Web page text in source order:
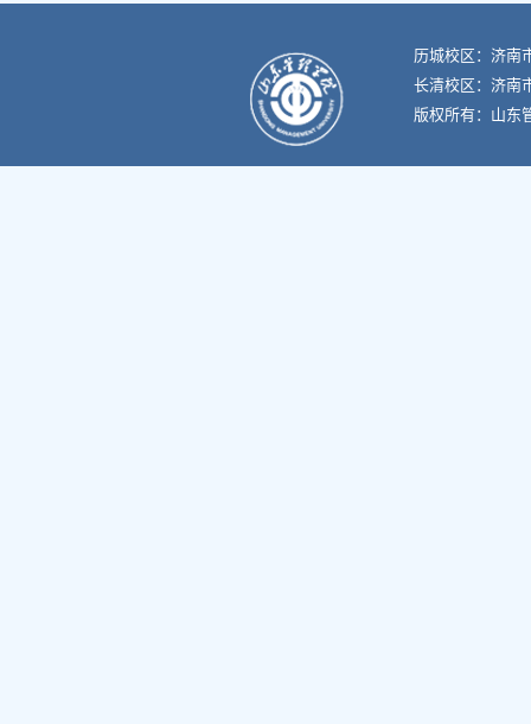
历城校区：济
长清校区：济
版权所有：山东